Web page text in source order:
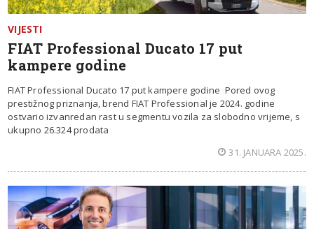
VIJESTI
FIAT Professional Ducato 17 put
kampere godine
FIAT Professional Ducato 17 put kampere godine Pored ovog
prestižnog priznanja, brend FIAT Professional je 2024. godine
ostvario izvanredan rast u segmentu vozila za slobodno vrijeme, s
ukupno 26.324 prodata
31. JANUARA 2025.